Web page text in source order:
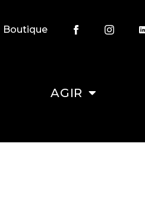
Boutique
AGIR